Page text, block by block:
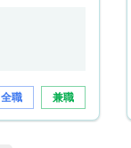
全職 兼職